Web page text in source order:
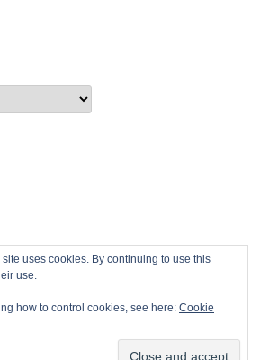
uses cookies. By continuing to use this
use.
how to control cookies, see here: Cookie